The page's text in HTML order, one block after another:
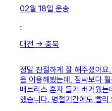
02월 18일 운송
·
대전 → 충북
정말 친절하게 잘 해주셨어
음 이용해봤는데, 짐싸보다
매트리스 혼자 들기 버거웠
했습니다. 명절기간에도 빨리